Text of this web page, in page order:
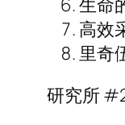
生命
高效
里奇
研究所